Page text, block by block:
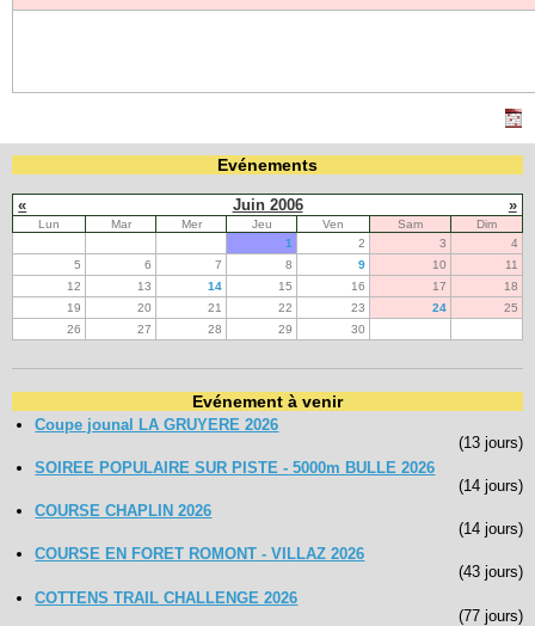
Evénements
« Juin 2006 »
Lun Mar Mer Jeu Ven Sam
Dim
1
2 3
4
5
6 7 8 9 10
11
12
13 14 15 16 17
18
19
20 21 22 23 24
25
26
27 28 29 30
Evénement à venir
Coupe jounal LA GRUYERE 2026
(13 jours)
SOIREE POPULAIRE SUR PISTE - 5000m BULLE 2026
(14 jours)
COURSE CHAPLIN 2026
(14 jours)
COURSE EN FORET ROMONT - VILLAZ 2026
(43 jours)
COTTENS TRAIL CHALLENGE 2026
(77 jours)